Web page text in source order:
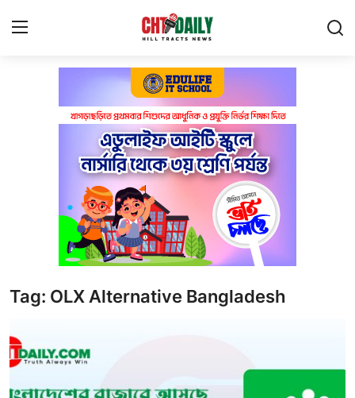
Register
Contact Us
পর্যটন
প্রযুক্তি
Tag: OLX Alternative Bangladesh